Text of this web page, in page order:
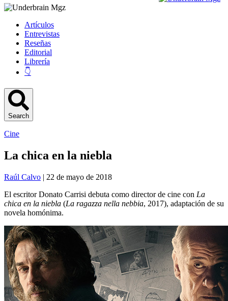
Artículos
Entrevistas
Reseñas
Editorial
Librería
👇
Search
Cine
La chica en la niebla
Raúl Calvo | 22 de mayo de 2018
El escritor Donato Carrisi debuta como director de cine con La
chica en la niebla (La ragazza nella nebbia, 2017), adaptación de su
novela homónima.